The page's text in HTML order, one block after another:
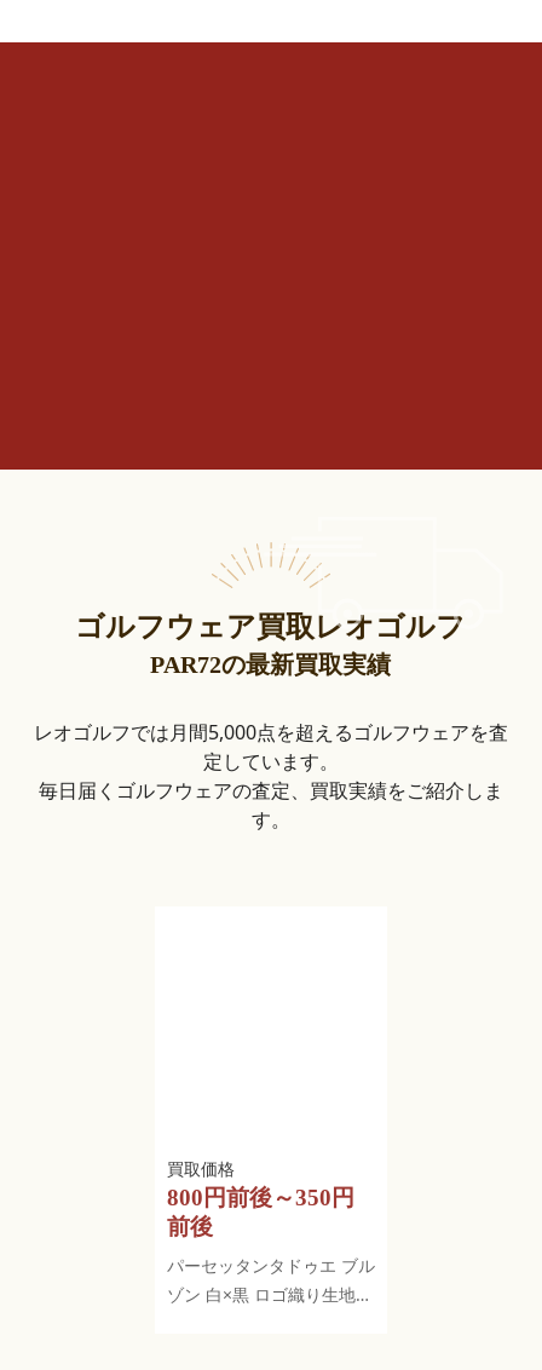
ゴルフウェア買取レオゴルフ
PAR72の最新買取実績
レオゴルフでは月間5,000点を超えるゴルフウェアを査
定しています。
毎日届くゴルフウェアの査定、買取実績をご紹介しま
す。
800円前後～350円
前後
パーセッタンタドゥエ ブル
ゾン 白×黒 ロゴ織り生地